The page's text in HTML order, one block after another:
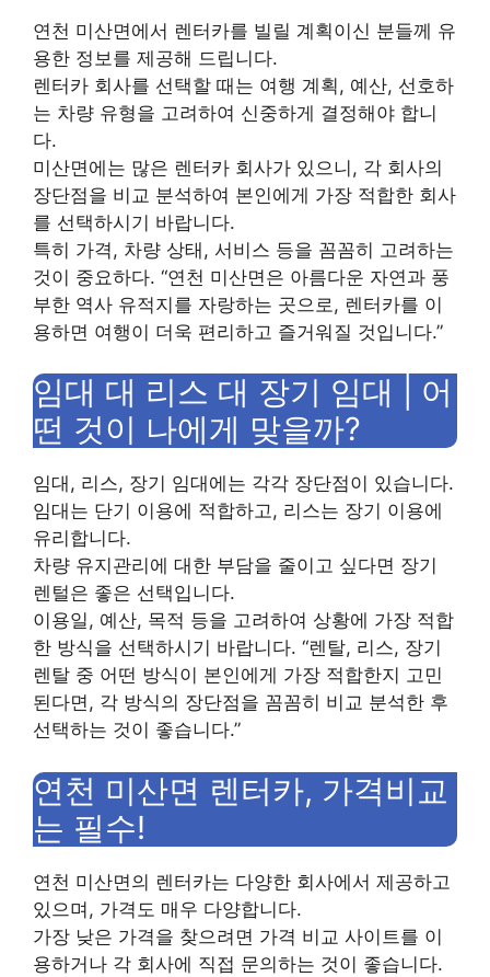
연천 미산면에서 렌터카를 빌릴 계획이신 분들께 유
용한 정보를 제공해 드립니다.
렌터카 회사를 선택할 때는 여행 계획, 예산, 선호하
는 차량 유형을 고려하여 신중하게 결정해야 합니
다.
미산면에는 많은 렌터카 회사가 있으니, 각 회사의
장단점을 비교 분석하여 본인에게 가장 적합한 회사
를 선택하시기 바랍니다.
특히 가격, 차량 상태, 서비스 등을 꼼꼼히 고려하는
것이 중요하다. “연천 미산면은 아름다운 자연과 풍
부한 역사 유적지를 자랑하는 곳으로, 렌터카를 이
용하면 여행이 더욱 편리하고 즐거워질 것입니다.”
임대 대 리스 대 장기 임대 | 어
떤 것이 나에게 맞을까?
임대, 리스, 장기 임대에는 각각 장단점이 있습니다.
임대는 단기 이용에 적합하고, 리스는 장기 이용에
유리합니다.
차량 유지관리에 대한 부담을 줄이고 싶다면 장기
렌털은 좋은 선택입니다.
이용일, 예산, 목적 등을 고려하여 상황에 가장 적합
한 방식을 선택하시기 바랍니다. “렌탈, 리스, 장기
렌탈 중 어떤 방식이 본인에게 가장 적합한지 고민
된다면, 각 방식의 장단점을 꼼꼼히 비교 분석한 후
선택하는 것이 좋습니다.”
연천 미산면 렌터카, 가격비교
는 필수!
연천 미산면의 렌터카는 다양한 회사에서 제공하고
있으며, 가격도 매우 다양합니다.
가장 낮은 가격을 찾으려면 가격 비교 사이트를 이
용하거나 각 회사에 직접 문의하는 것이 좋습니다.